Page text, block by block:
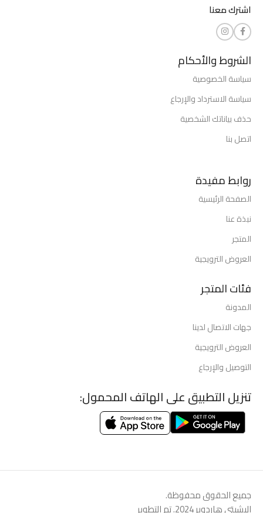
اشترك معنا
الشروط والأحكام
سياسة الخصوصية
سياسة الاسترداد والإرجاع
حذف بياناتك الشخصية
اتصل بنا
روابط مفيدة
الصفحة الرئيسية
نبذة عنا
المتجر
العروض الترويجية
فئات المتجر
المدونة
جهات الاتصال لدينا
العروض الترويجية
التوصيل والإرجاع
تنزيل التطبيق على الهاتف المحمول:
جميع الحقوق محفوظة.
البشيتي هاردوير 2024. تم التطوير